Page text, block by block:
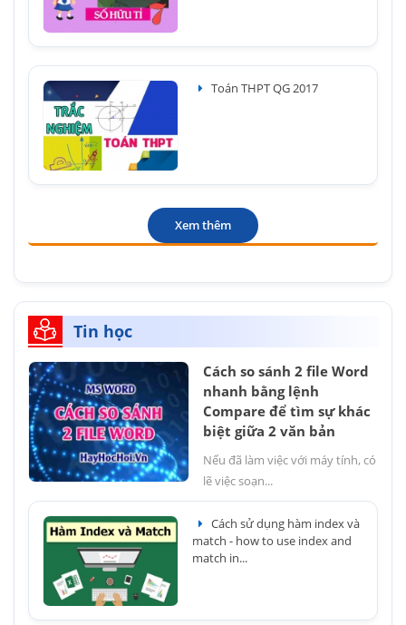
Toán THPT QG 2017
Xem thêm
Tin học
Cách so sánh 2 file Word
nhanh bằng lệnh
Compare để tìm sự khác
biệt giữa 2 văn bản
Nếu đã làm việc với máy tính, có
lẽ việc soạn...
Cách sử dụng hàm index và
match - how to use index and
match in...